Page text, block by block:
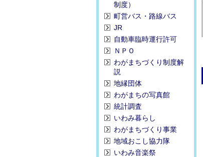
制度）
町営バス・路線バス
JR
自動車臨時運行許可
ＮＰＯ
わがまちづくり制度解
説
地縁団体
わがまちの写真館
統計調査
いわみ暮らし
わがまちづくり事業
地域おこし協力隊
いわみ音楽祭